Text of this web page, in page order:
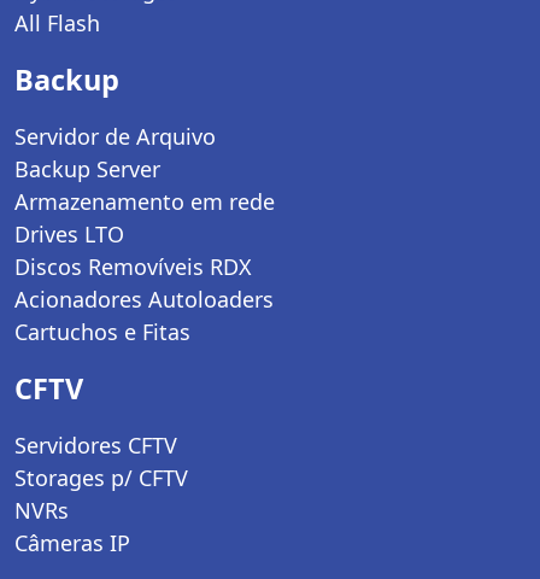
All Flash
Backup
Servidor de Arquivo
Backup Server
Armazenamento em rede
Drives LTO
Discos Removíveis RDX
Acionadores Autoloaders
Cartuchos e Fitas
CFTV
Servidores CFTV
Storages p/ CFTV
NVRs
Câmeras IP